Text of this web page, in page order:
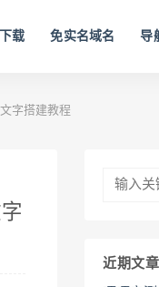
载 免实名域名 导
字搭建教程
近期文章